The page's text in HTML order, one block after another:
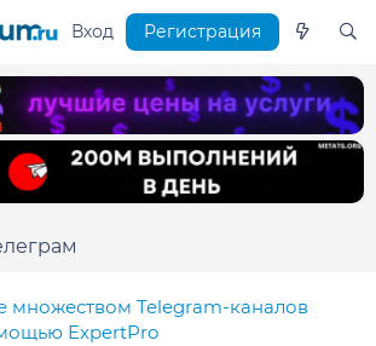
Вход Регистрация
множеством Telegram-каналов
ExpertPro